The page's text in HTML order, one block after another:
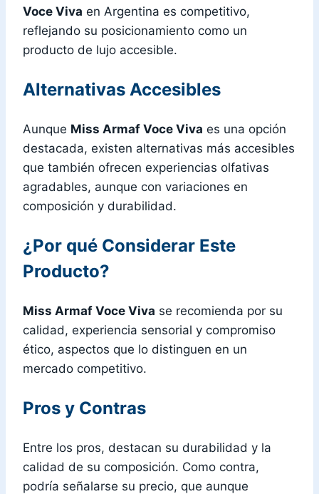
Voce Viva en Argentina es competitivo,
reflejando su posicionamiento como un
producto de lujo accesible.
Alternativas Accesibles
Aunque Miss Armaf Voce Viva es una opción
destacada, existen alternativas más accesibles
que también ofrecen experiencias olfativas
agradables, aunque con variaciones en
composición y durabilidad.
¿Por qué Considerar Este
Producto?
Miss Armaf Voce Viva se recomienda por su
calidad, experiencia sensorial y compromiso
ético, aspectos que lo distinguen en un
mercado competitivo.
Pros y Contras
Entre los pros, destacan su durabilidad y la
calidad de su composición. Como contra,
podría señalarse su precio, que aunque